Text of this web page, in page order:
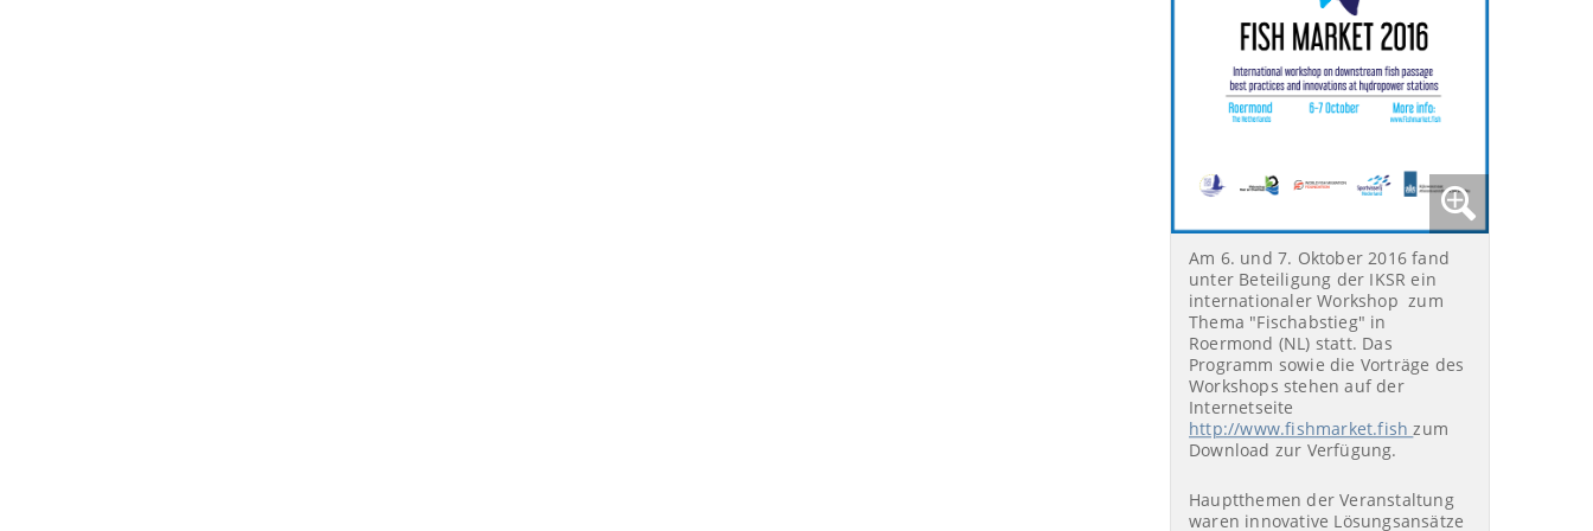
Am 6. und 7. Oktober 2016 fand
unter Beteiligung der IKSR ein
internationaler Workshop zum
Thema "Fischabstieg" in
Roermond (NL) statt. Das
Programm sowie die Vorträge des
Workshops stehen auf der
Internetseite
http://www.fishmarket.fishzum
Download zur Verfügung.
Hauptthemen der Veranstaltung
waren innovative Lösungsansätze